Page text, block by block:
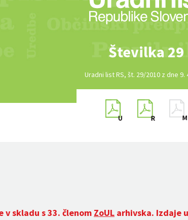
Številka 29
Uradni list RS, št. 29/2010 z dne 9.
v skladu s 33. členom ZoUL arhivska. Izdaje